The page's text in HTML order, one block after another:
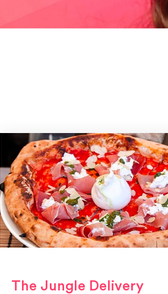
The Jungle Delivery